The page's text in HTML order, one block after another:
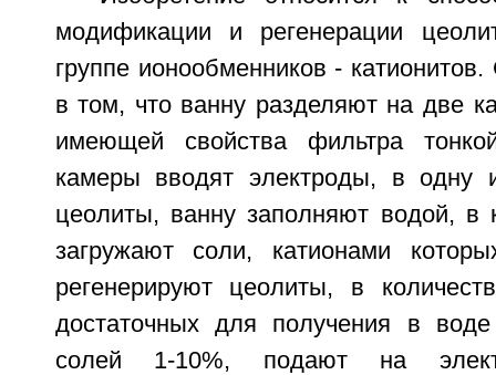
модификации и регенерации
группе ионообменников -
в том, что ванну разделяют на две
имеющей свойства фильтра
камеры вводят электроды, в одну
цеолиты, ванну заполняют водой, в
загружают соли, катионами
регенерируют цеолиты, в
достаточных для получения в воде
солей 1-10%, подают на